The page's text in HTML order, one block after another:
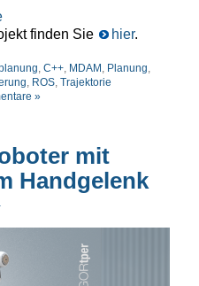
finden Sie
hier.
,C++, MDAM, Planung,
, ROS,Trajektorie
»
mit
Handgelenk